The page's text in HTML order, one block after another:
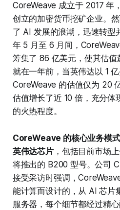
CoreWeave 成立于 2017 年
创立的加密货币挖矿企业。
了 AI 发展的浪潮，迅速转型
年 5 月至 6 月间，
筹集了 86 亿美元，使其估
就在一年前，当英伟达以 1 亿
CoreWeave 的估值仅为 20
估值增长了近 10 倍，充分体
的火热程度。
CoreWeave 的核心业务模
英伟达芯片，包括目前市场
将推出的 B200 型号。公司
接受采访时强调，
能计算而设计的，从 AI 芯片
服务器，每个细节都经过精